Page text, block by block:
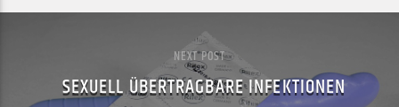
NEXT POST
SEXUELL ÜBERTRAGBARE INFEKTIONEN